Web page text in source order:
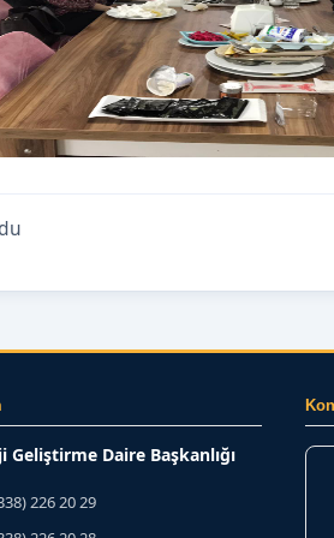
Geliştirme Daire Başkanlığı
226 20 29